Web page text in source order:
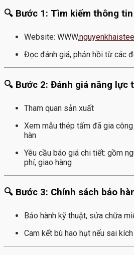
🔍 Bước 1: Tìm kiếm thông
Website: WWW
Đọc đánh giá, phản hồi từ các
🔍 Bước 2: Đánh giá năng lực
Tham quan sản xuất
Xem mẫu thép tấm đã gia
hàn
Yêu cầu báo giá chi tiết: gồm
phí, giao hàng
🔍 Bước 3: Chính sách bảo
Bảo hành kỹ thuật, sửa chữa
Cam kết bù hao hụt nếu sai